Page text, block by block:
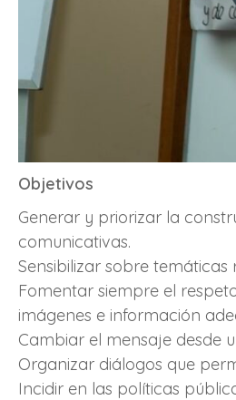
Objetivos
Generar y priorizar la
comunicativas.
Sensibilizar sobre
Fomentar siempre el
imágenes e información
Cambiar el mensaje desde
Organizar diálogos que
Incidir en las políticas